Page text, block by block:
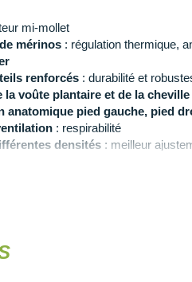
mi-mollet
mérinos : régulation thermique,
renforcés: durabilité et
la voûte plantaire et de la cheville
anatomique pied gauche, pied
: respirabilité
densités: meilleur